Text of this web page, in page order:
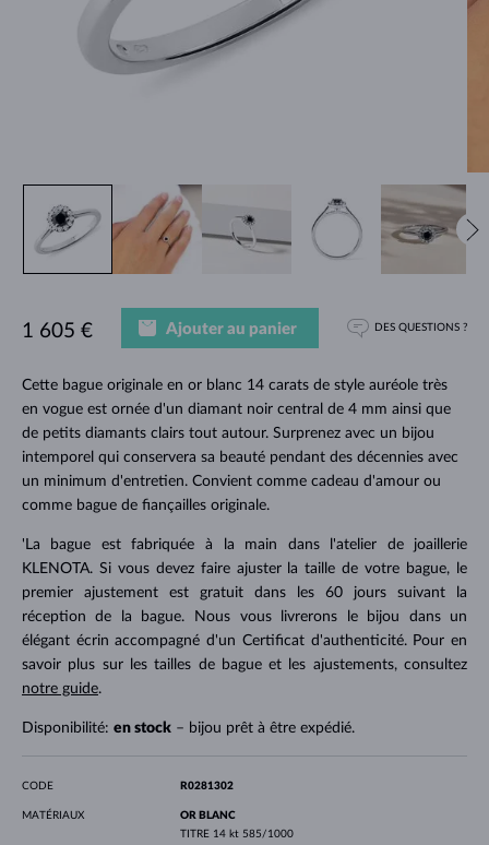
Cette bague originale en or blanc 14 carats de style auréole très
en vogue est ornée d'un diamant noir central de 4 mm ainsi que
de petits diamants clairs tout autour. Surprenez avec un bijou
intemporel qui conservera sa beauté pendant des décennies avec
un minimum d'entretien. Convient comme cadeau d'amour ou
comme bague de fiançailles originale.
'La bague est fabriquée à la main dans l'atelier de joaillerie
KLENOTA. Si vous devez faire ajuster la taille de votre bague, le
premier ajustement est gratuit dans les 60 jours suivant la
réception de la bague. Nous vous livrerons le bijou dans un
élégant écrin accompagné d'un Certificat d'authenticité. Pour en
savoir plus sur les tailles de bague et les ajustements, consultez
notre guide.
Disponibilité: en stock– bijou prêt à être expédié.
1 605 € Ajouter au panier DES QUESTIONS ?
CODE R0281302
MATÉRIAUX
OR BLANC
TITRE 14 kt 585/1000